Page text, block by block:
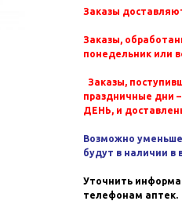
Заказы
Заказы,
понедельник или
Заказы,
праздничные дни
ДЕНЬ, и
Возможно
будут в наличии в
Уточнить
телефонам аптек.